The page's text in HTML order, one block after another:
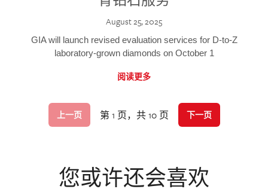
August 25, 2025
GIA will launch revised evaluation services for D-to-Z
laboratory-grown diamonds on October 1
阅读更多
上一页 第 1 页，共 10 页 下一页
您或许还会喜欢